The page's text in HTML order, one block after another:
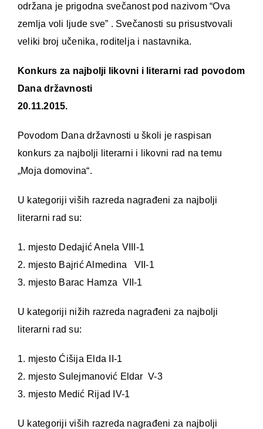
održana je prigodna svečanost pod nazivom “Ova
zemlja voli ljude sve” . Svečanosti su prisustvovali
veliki broj učenika, roditelja i nastavnika.
Konkurs za najbolji likovni i literarni rad povodom
Dana državnosti
20.11.2015.
Povodom Dana državnosti u školi je raspisan
konkurs za najbolji literarni i likovni rad na temu
„Moja domovina“.
U kategoriji viših razreda nagrađeni za najbolji
literarni rad su:
1. mjesto Dedajić Anela VIII-1
2. mjesto Bajrić Almedina VII-1
3. mjesto Barac Hamza VII-1
U kategoriji nižih razreda nagrađeni za najbolji
literarni rad su:
1. mjesto Ćišija Elda II-1
2. mjesto Sulejmanović Eldar V-3
3. mjesto Medić Rijad IV-1
U kategoriji viših razreda nagrađeni za najbolji